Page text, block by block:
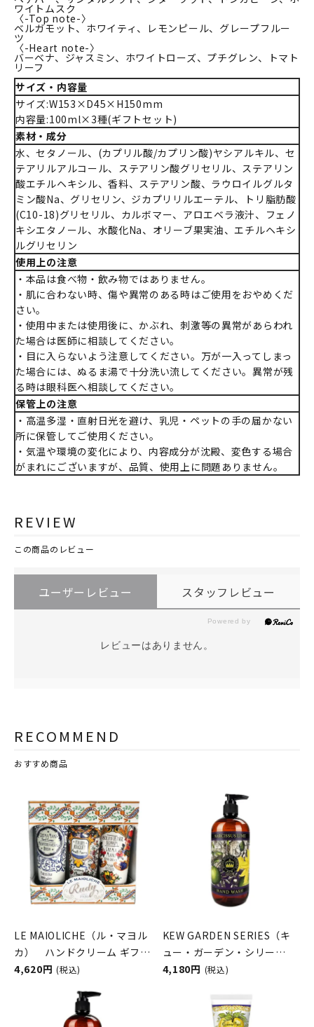
ワイトムスク
〈-Top note-〉
ベルガモット、ホワイティ、レモンピール、グレープフルー
ツ
〈-Heart note-〉
バーベナ、ジャスミン、ホワイトローズ、プチグレン、トマト
リーフ
サイズ・内容量
サイズ:W153×D45×H150mm
内容量:100ml×3種(ギフトセット)
素材・成分
水、セタノール、(カプリル酸/カプリン酸)ヤシアルキル、セ
テアリルアルコール、ステアリン酸グリセリル、ステアリン
酸エチルヘキシル、香料、ステアリン酸、ラウロイルグルタ
ミン酸Na、グリセリン、ジカプリリルエーテル、トリ脂肪酸
(C10-18)グリセリル、カルボマー、アロエベラ液汁、フェノ
キシエタノール、水酸化Na、オリーブ果実油、エチルヘキシ
ルグリセリン
使用上の注意
・本品は食べ物・飲み物ではありません。
・肌に合わない時、傷や異常のある時はご使用をおやめくだ
さい。
・使用中または使用後に、かぶれ、刺激等の異常があらわれ
た場合は医師に相談してください。
・目に入らないよう注意してください。万が一入ってしまっ
た場合には、ぬるま湯で十分洗い流してください。異常が残
る時は眼科医へ相談してください。
保管上の注意
・高温多湿・直射日光を避け、乳児・ペットの手の届かない
所に保管してご使用ください。
・気温や環境の変化により、内容成分が沈殿、変色する場合
がまれにございますが、品質、使用上に問題ありません。
REVIEW
この商品のレビュー
ユーザーレビュー スタッフレビュー
レビューはありません。
RECOMMEND
おすすめ商品
LE MAIOLICHE（ル・マヨル
カ） ハンドクリーム ギフト
セット Stella（ステラ）
4,620円 (税込)
KEW GARDEN SERIES（キ
ュー・ガーデン・シリー
ズ） ラグジュアリーハンド
LIME （ナルシサスライ
ム） THE ENGLISH SOAP
4,180円 (税込)